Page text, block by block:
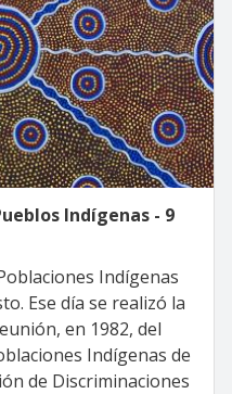
Indígenas - 9
Indígenas
Ese día se realizó la
en 1982, del
Indígenas de
de Discriminaciones